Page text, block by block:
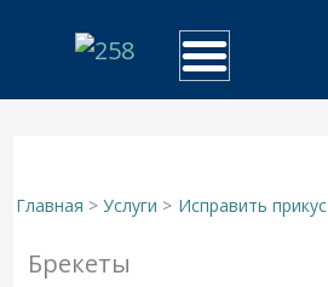
Главная Услуги Исправить прикус
Брекеты